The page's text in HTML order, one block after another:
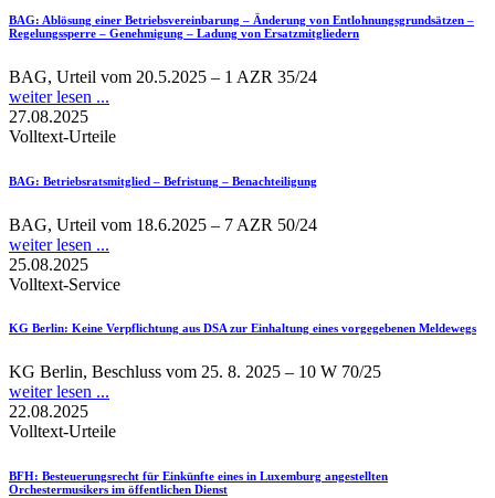
BAG: Ablösung einer Betriebsvereinbarung – Änderung von Entlohnungsgrundsätzen –
Regelungssperre – Genehmigung – Ladung von Ersatzmitgliedern
BAG, Urteil vom 20.5.2025 – 1 AZR 35/24
weiter lesen ...
27.08.2025
Volltext-Urteile
BAG: Betriebsratsmitglied – Befristung – Benachteiligung
BAG, Urteil vom 18.6.2025 – 7 AZR 50/24
weiter lesen ...
25.08.2025
Volltext-Service
KG Berlin: Keine Verpflichtung aus DSA zur Einhaltung eines vorgegebenen Meldewegs
KG Berlin, Beschluss vom 25. 8. 2025 – 10 W 70/25
weiter lesen ...
22.08.2025
Volltext-Urteile
BFH: Besteuerungsrecht für Einkünfte eines in Luxemburg angestellten
Orchestermusikers im öffentlichen Dienst